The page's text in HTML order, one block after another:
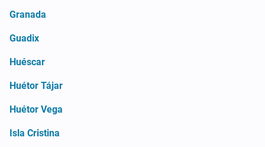
Granada
Guadix
Huéscar
Huétor Tájar
Huétor Vega
Isla Cristina